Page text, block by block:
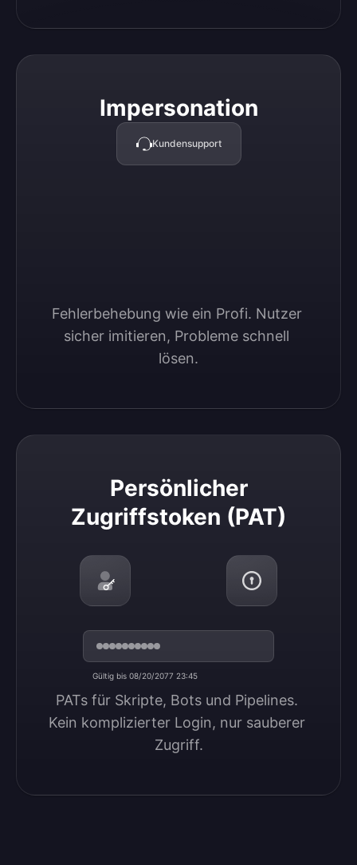
Impersonation
Kundensupport
Fehlerbehebung wie ein Profi. Nutzer
sicher imitieren, Probleme schnell
lösen.
Impersonation
Persönlicher
Zugriffstoken (PAT)
Gültig bis 08/20/2077 23:45
PATs für Skripte, Bots und Pipelines.
Kein komplizierter Login, nur sauberer
Zugriff.
Persönlicher Zugriffstoken (PAT)